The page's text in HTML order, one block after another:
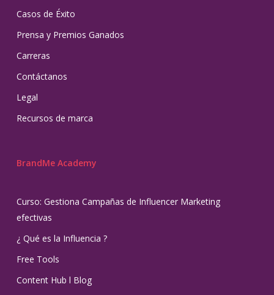
Casos de Éxito
Prensa y Premios Ganados
Carreras
Contáctanos
Legal
Recursos de marca
BrandMe Academy
Curso: Gestiona Campañas de Influencer Marketing
efectivas
¿ Qué es la Influencia ?
Free Tools
Content Hub l Blog